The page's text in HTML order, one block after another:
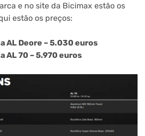
e no site da Bicimax estão os
estão os preços:
AL Deore – 5.030 euros
AL 70 – 5.970 euros